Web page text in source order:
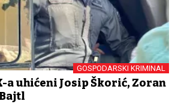
GOSPODARSKI KRIMINAL
a uhićeni Josip Škorić, Zoran